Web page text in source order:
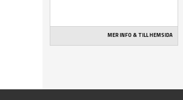
MER INFO & TILL HEMSIDA